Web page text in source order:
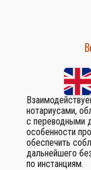
нотариусами,
с переводными
особенности
обеспечить
дальнейшего
по инстанциям.